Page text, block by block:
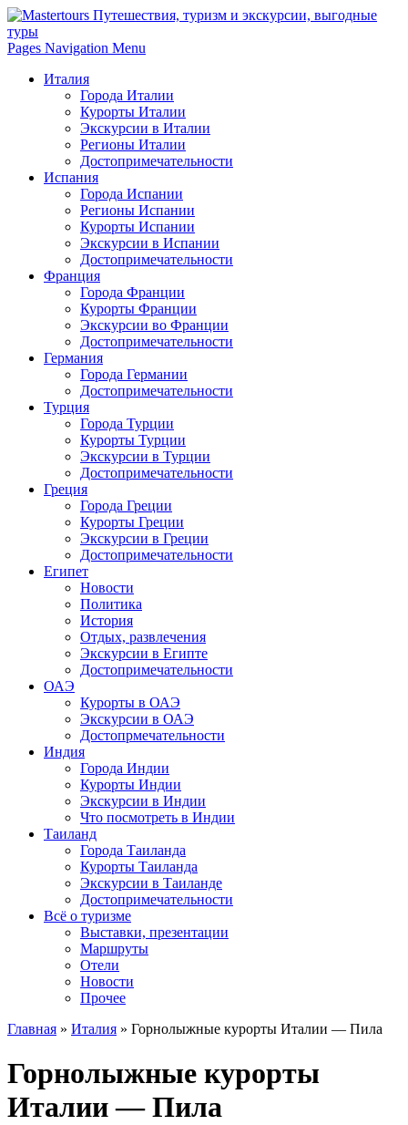
Pages Navigation Menu
Италия
Города Италии
Курорты Италии
Экскурсии в Италии
Регионы Италии
Достопримечательности
Испания
Города Испании
Регионы Испании
Курорты Испании
Экскурсии в Испании
Достопримечательности
Франция
Города Франции
Курорты Франции
Экскурсии во Франции
Достопримечательности
Германия
Города Германии
Достопримечательности
Турция
Города Турции
Курорты Турции
Экскурсии в Турции
Достопримечательности
Греция
Города Греции
Курорты Греции
Экскурсии в Греции
Достопримечательности
Египет
Новости
Политика
История
Отдых, развлечения
Экскурсии в Египте
Достопримечательности
ОАЭ
Курорты в ОАЭ
Экскурсии в ОАЭ
Достопрмечательности
Индия
Города Индии
Курорты Индии
Экскурсии в Индии
Что посмотреть в Индии
Таиланд
Города Таиланда
Курорты Таиланда
Экскурсии в Таиланде
Достопримечательности
Всё о туризме
Выставки, презентации
Маршруты
Отели
Новости
Прочее
Главная » Италия » Горнолыжные курорты Италии — Пила
Горнолыжные курорты
Италии — Пила